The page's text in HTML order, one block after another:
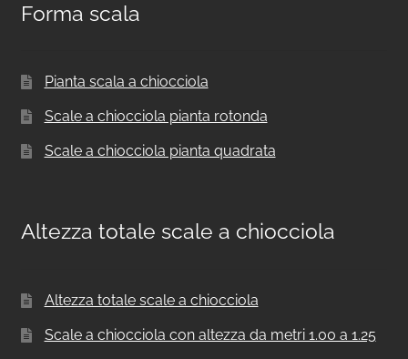
Forma scala
Pianta scala a chiocciola
Scale a chiocciola pianta rotonda
Scale a chiocciola pianta quadrata
Altezza totale scale a chiocciola
Altezza totale scale a chiocciola
Scale a chiocciola con altezza da metri 1.00 a 1.25